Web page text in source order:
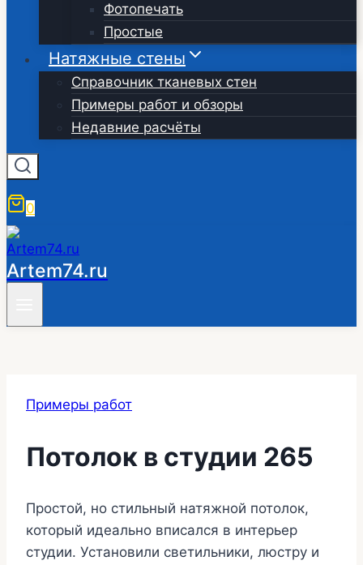
Фотопечать
Простые
Натяжные стены
Справочник тканевых стен
Примеры работ и обзоры
Недавние расчёты
0
Artem74.ru
Примеры работ
Потолок в студии 265
Простой, но стильный натяжной потолок,
который идеально вписался в интерьер
студии. Установили светильники, люстру и